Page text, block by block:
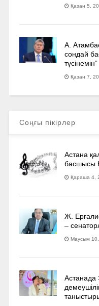
Қазан 5,
А.
сондай
түсінемін”
Қазан 7,
Соңғы пікірлер
Астана
басшысы
Қараша 4,
Ж.
–
Маусым 10,